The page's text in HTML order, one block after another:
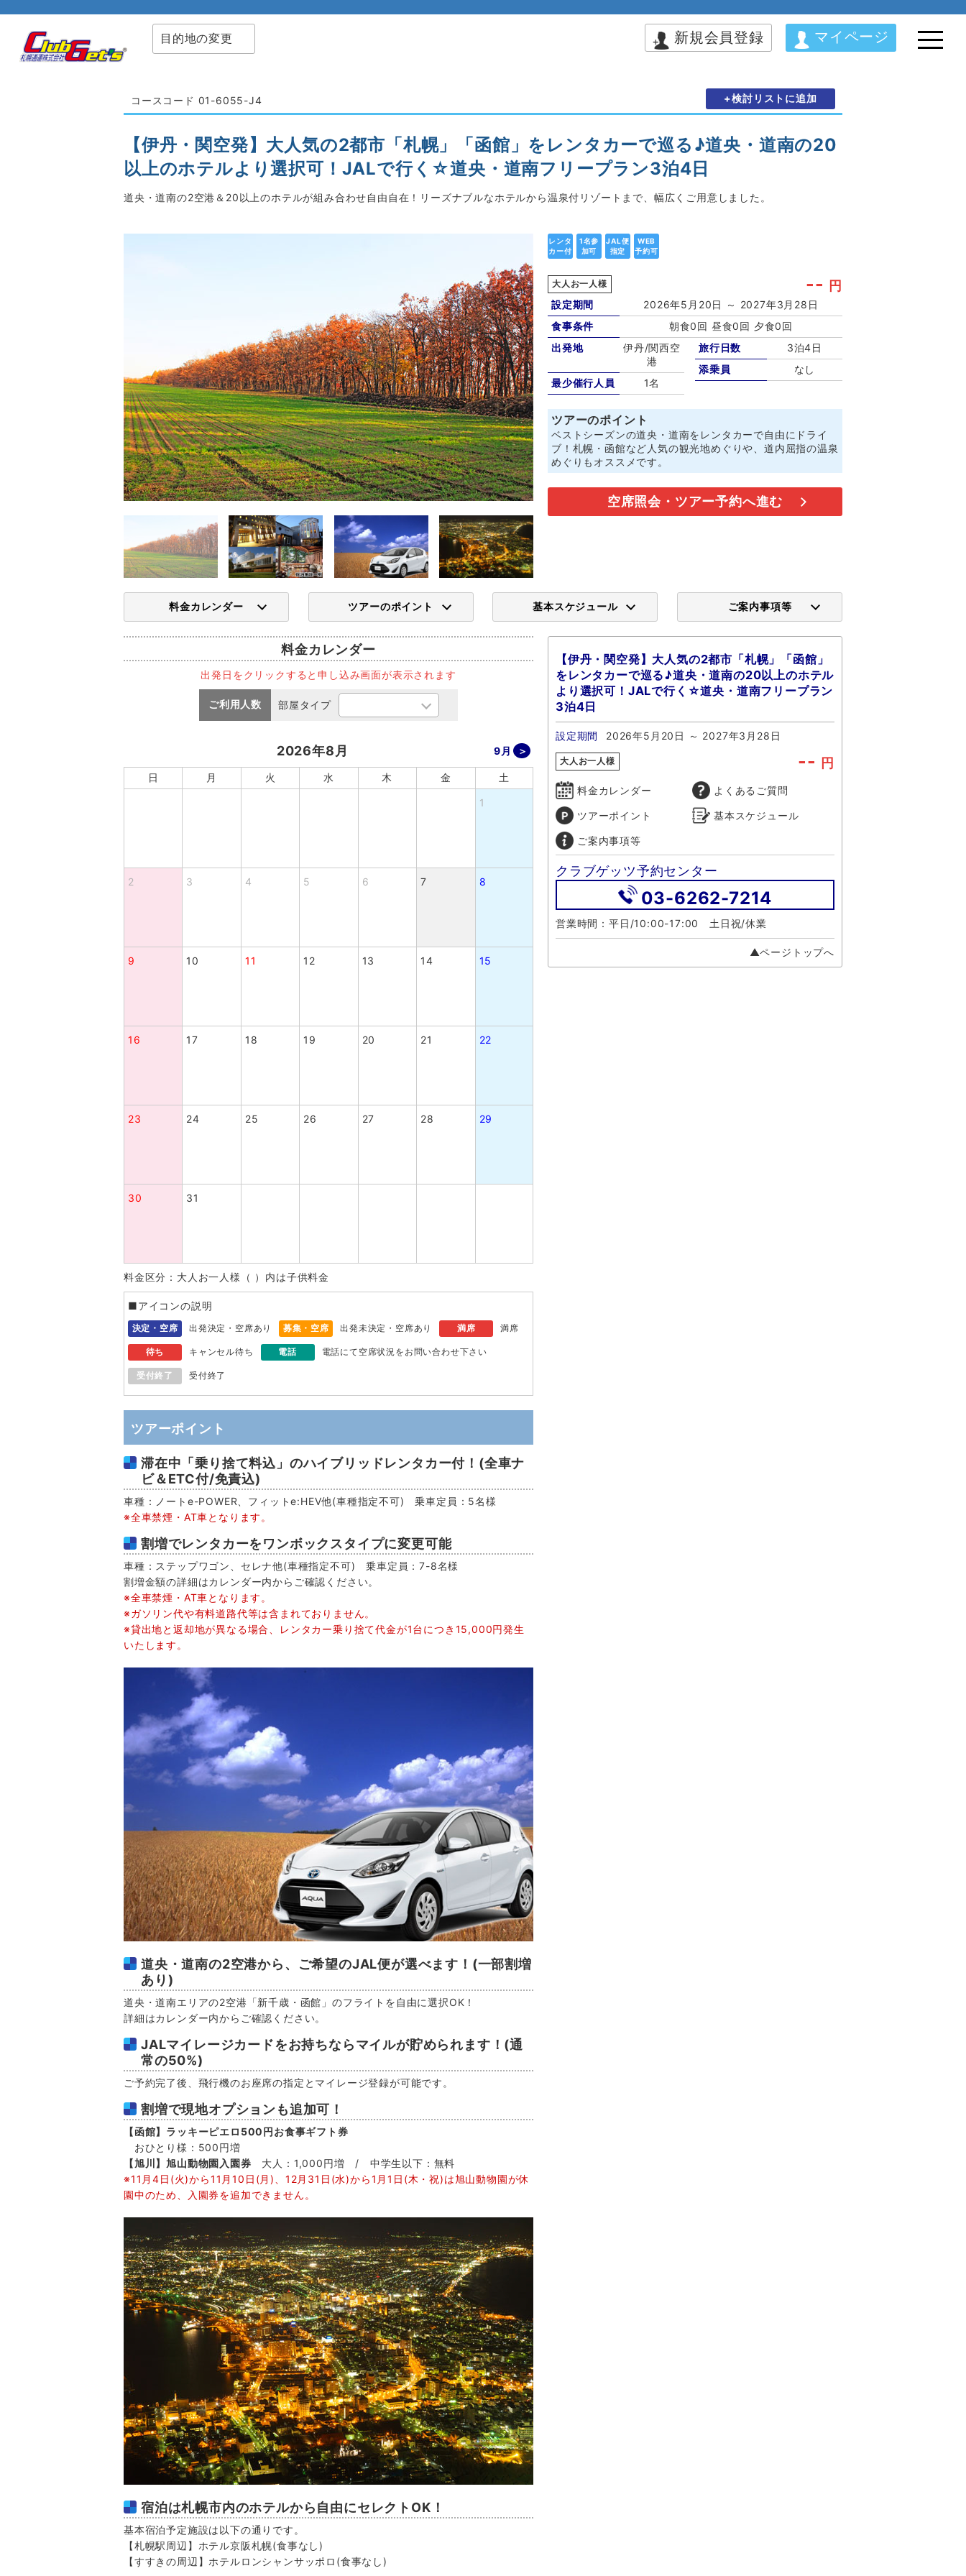
目的地の変更 新規会員登録 マイページ
コースコード 01-6055-J4 +検討リストに追加
【伊丹・関空発】大人気の2都市「札幌」「函館」をレンタカーで巡る♪道央・道南の20
以上のホテルより選択可！JALで行く☆道央・道南フリープラン3泊4日
道央・道南の2空港＆20以上のホテルが組み合わせ自由自在！リーズナブルなホテルから温泉付リゾートまで、幅広くご用意しました。
レンタ
カー付
1名参
加可
JAL便
指定
WEB
予約可
大人お一人様 -- 円
設定期間
2026年5月20日 ～ 2027年3月28日
食事条件
朝食0回 昼食0回 夕食0回
出発地
伊丹/関西空
港
最少催行人員
1名
旅行日数
3泊4日
添乗員
なし
ツアーのポイント
ベストシーズンの道央・道南をレンタカーで自由にドライ
ブ！札幌・函館など人気の観光地めぐりや、道内屈指の温泉
めぐりもオススメです。
空席照会・ツアー予約へ進む
料金カレンダー ツアーのポイント 基本スケジュール ご案内事項等
料金カレンダー
出発日をクリックすると申し込み画面が表示されます
ご利用人数 部屋タイプ
2026年8月 9月
日 月 火 水 木 金 土
1
2 3 4 5 6 7 8
9 10 11 12 13 14 15
16 17 18 19 20 21 22
23 24 25 26 27 28 29
30 31
料金区分：大人お一人様（ ）内は子供料金
■アイコンの説明
決定・空席 出発決定・空席あり 募集・空席 出発未決定・空席あり 満席 満席
待ち キャンセル待ち 電話 電話にて空席状況をお問い合わせ下さい
受付終了 受付終了
ツアーポイント
滞在中「乗り捨て料込」のハイブリッドレンタカー付！(全車ナ
ビ＆ETC付/免責込)
車種：ノートe-POWER、フィットe:HEV他(車種指定不可) 乗車定員：5名様
※全車禁煙・AT車となります。
割増でレンタカーをワンボックスタイプに変更可能
車種：ステップワゴン、セレナ他(車種指定不可) 乗車定員：7-8名様
割増金額の詳細はカレンダー内からご確認ください。
※全車禁煙・AT車となります。
※ガソリン代や有料道路代等は含まれておりません。
※貸出地と返却地が異なる場合、レンタカー乗り捨て代金が1台につき15,000円発生
いたします。
道央・道南の2空港から、ご希望のJAL便が選べます！(一部割増
あり)
道央・道南エリアの2空港「新千歳・函館」のフライトを自由に選択OK！
詳細はカレンダー内からご確認ください。
JALマイレージカードをお持ちならマイルが貯められます！(通
常の50%)
ご予約完了後、飛行機のお座席の指定とマイレージ登録が可能です。
割増で現地オプションも追加可！
【函館】ラッキーピエロ500円お食事ギフト券
おひとり様：500円増
【旭川】旭山動物園入園券 大人：1,000円増 / 中学生以下：無料
※11月4日(火)から11月10日(月)、12月31日(水)から1月1日(木・祝)は旭山動物園が休
園中のため、入園券を追加できません。
宿泊は札幌市内のホテルから自由にセレクトOK！
基本宿泊予定施設は以下の通りです。
【札幌駅周辺】ホテル京阪札幌(食事なし)
【すすきの周辺】ホテルロンシャンサッポロ (食事なし)
【伊丹・関空発】大人気の2都市「札幌」「函館」
をレンタカーで巡る♪道央・道南の20以上のホテル
より選択可！JALで行く☆道央・道南フリープラン
3泊4日
設定期間 2026年5月20日 ～ 2027年3月28日
大人お一人様 -- 円
料金カレンダー よくあるご質問
ツアーポイント 基本スケジュール
ご案内事項等
クラブゲッツ予約センター
03-6262-7214
営業時間：平日/10:00-17:00 土日祝/休業
▲ページトップへ